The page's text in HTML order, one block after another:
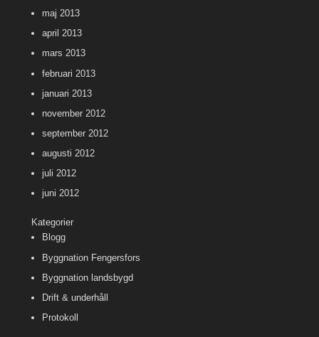
maj 2013
april 2013
mars 2013
februari 2013
januari 2013
november 2012
september 2012
augusti 2012
juli 2012
juni 2012
Kategorier
Blogg
Byggnation Fengersfors
Byggnation landsbygd
Drift & underhåll
Protokoll